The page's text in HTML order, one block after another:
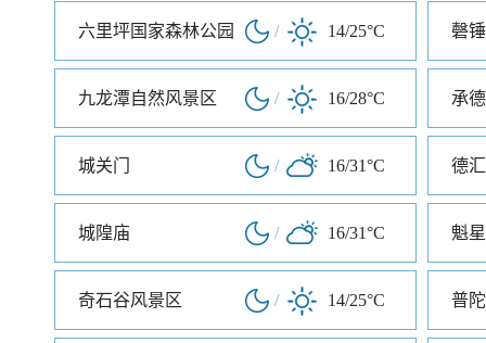
六里坪国家森林公园 / 14/25°C 磬
九龙潭自然风景区 / 16/28°C 承
城关门 / 16/31°C 德
城隍庙 / 16/31°C 魁
奇石谷风景区 / 14/25°C 普